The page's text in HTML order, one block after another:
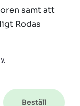
samt att
Rodas